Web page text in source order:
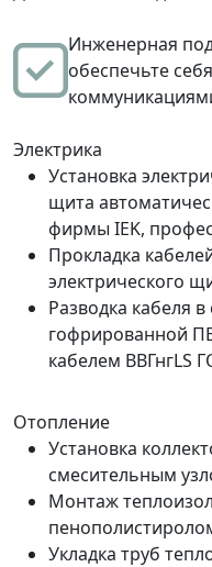
Инженерная
обеспечьте
Электрика
Установка
щита
фирмы IEK,
Прокладка
электрического
Разводка кабеля
гофрированной
кабелем ВВГнгLS
Отопление
Установка
смесительным
Монтаж
Укладка труб